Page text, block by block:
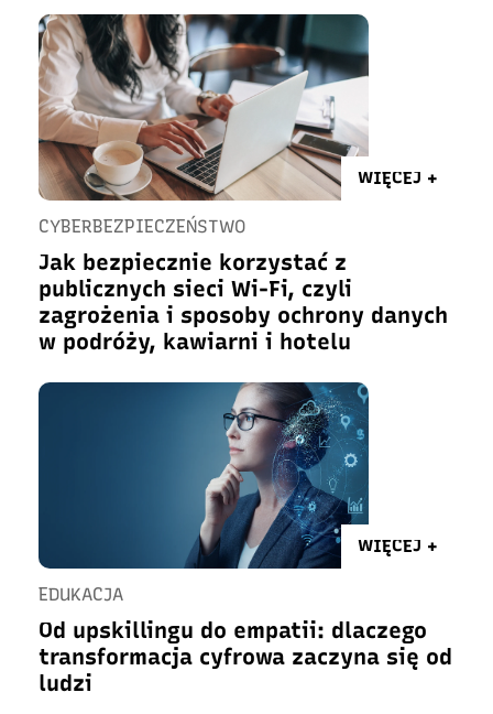
WIĘCEJ +
CYBERBEZPIECZEŃSTWO
Jak bezpiecznie korzystać z
publicznych sieci Wi-Fi, czyli
zagrożenia i sposoby ochrony danych
w podróży, kawiarni i hotelu
WIĘCEJ +
EDUKACJA
Od upskillingu do empatii: dlaczego
transformacja cyfrowa zaczyna się od
ludzi